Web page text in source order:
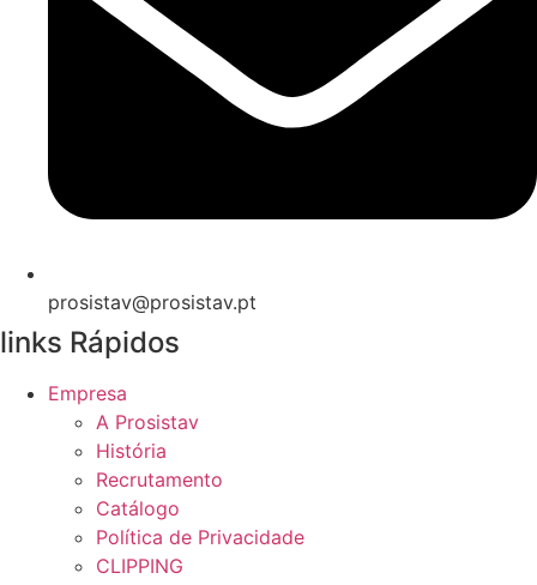
prosistav@prosistav.pt
links Rápidos
Empresa
A Prosistav
História
Recrutamento
Catálogo
Política de Privacidade
CLIPPING